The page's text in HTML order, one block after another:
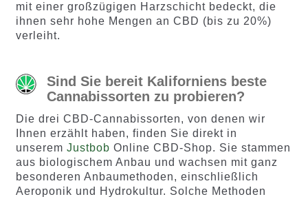
mit einer großzügigen Harzschicht bedeckt, die
ihnen sehr hohe Mengen an CBD (bis zu 20%)
verleiht.
Sind Sie bereit Kaliforniens beste
Cannabissorten zu probieren?
Die drei CBD-Cannabissorten, von denen wir
Ihnen erzählt haben, finden Sie direkt in
unserem Justbob Online CBD-Shop. Sie stammen
aus biologischem Anbau und wachsen mit ganz
besonderen Anbaumethoden, einschließlich
Aeroponik und Hydrokultur. Solche Methoden